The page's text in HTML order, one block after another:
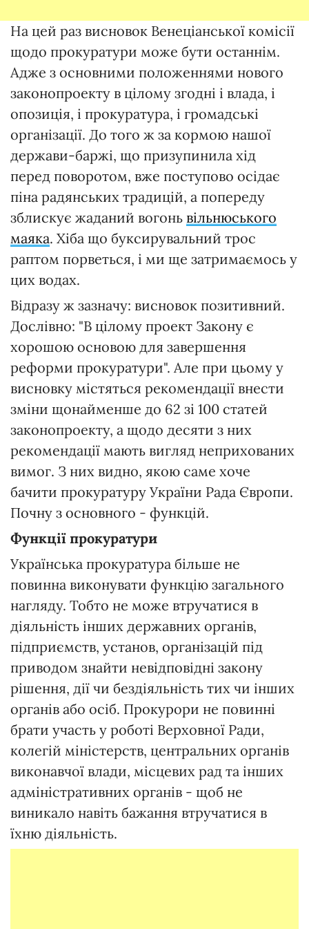
На цей раз висновок Венеціанської комісії
щодо прокуратури може бути останнім.
Адже з основними положеннями нового
законопроекту в цілому згодні і влада, і
опозиція, і прокуратура, і громадські
організації. До того ж за кормою нашої
держави-баржі, що призупинила хід
перед поворотом, вже поступово осідає
піна радянських традицій, а попереду
зблискує жаданий вогонь вільнюського
маяка. Хіба що буксирувальний трос
раптом порветься, і ми ще затримаємось у
цих водах.
Відразу ж зазначу: висновок позитивний.
Дослівно: "В цілому проект Закону є
хорошою основою для завершення
реформи прокуратури". Але при цьому у
висновку містяться рекомендації внести
зміни щонайменше до 62 зі 100 статей
законопроекту, а щодо десяти з них
рекомендації мають вигляд неприхованих
вимог. З них видно, якою саме хоче
бачити прокуратуру України Рада Європи.
Почну з основного - функцій.
Функції прокуратури
Українська прокуратура більше не
повинна виконувати функцію загального
нагляду. Тобто не може втручатися в
діяльність інших державних органів,
підприємств, установ, організацій під
приводом знайти невідповідні закону
рішення, дії чи бездіяльність тих чи інших
органів або осіб. Прокурори не повинні
брати участь у роботі Верховної Ради,
колегій міністерств, центральних органів
виконавчої влади, місцевих рад та інших
адміністративних органів - щоб не
виникало навіть бажання втручатися в
їхню діяльність.